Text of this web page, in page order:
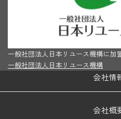
一般社団法人日本リユース機構に加
一般社団法人日本リユース機構
会社情
会社概